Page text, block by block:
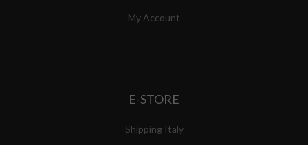
My Account
E-STORE
Shipping Italy